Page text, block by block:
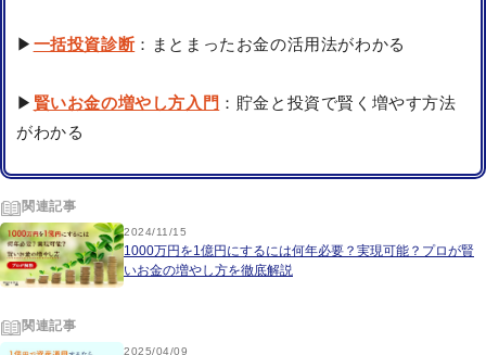
▶ 一括投資診断：まとまったお金の活用法がわかる
▶ 賢いお金の増やし方入門 ：貯金と投資で賢く増やす方法
がわかる
関連記事
2024/11/15
1000万円を1億円にするには何年必要？実現可能？プロが賢
いお金の増やし方を徹底解説
関連記事
2025/04/09